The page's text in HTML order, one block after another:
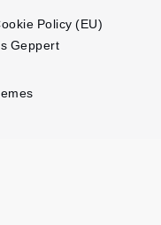
Policy (EU)
Geppert